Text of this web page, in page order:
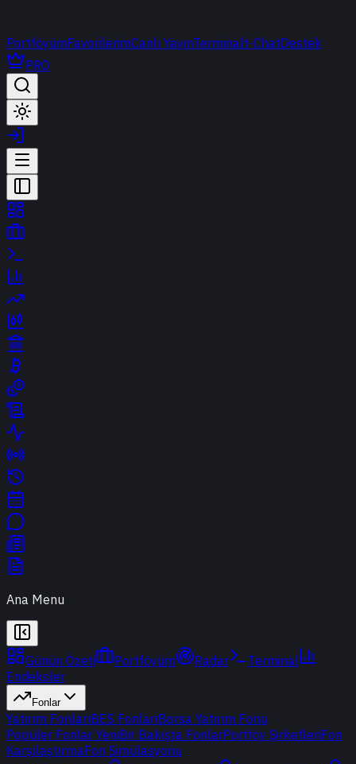
PortföyümFavorilerimCanlı YayınTerminalt-ChatDestek
PRO
Ana Menu
Günün Özeti Portföyüm Radar
Terminal
Endeksler
Fonlar
Yatırım FonlarıBES FonlarıBorsa Yatırım Fonu
Popüler Fonlar YeniBir Bakışta FonlarPortföy ŞirketleriFon
KarşılaştırmaFon Simülasyonu